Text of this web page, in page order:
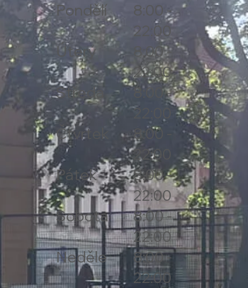
Pondělí
8:00 -
22:00
Úterý
8:00 -
22:00
Středa
8:00 -
22:00
Čtvrtek
8:00 -
22:00
Pátek
8:00 -
22:00
Sobota
8:00 -
22:00
Neděle
8:00 -
22:00